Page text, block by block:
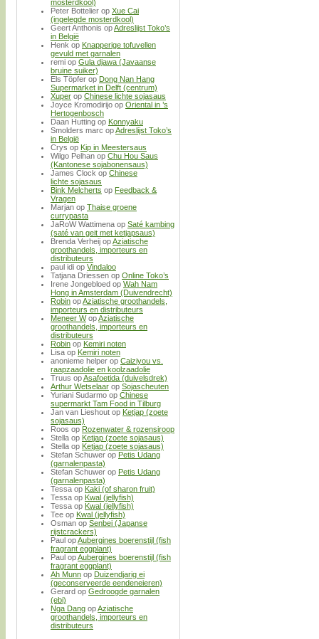
mosterdkool)
Peter Bottelier op Xue Cai
(ingelegde mosterdkool)
Geert Anthonis opAdreslijst Toko’s
in België
Henk op Knapperige tofuvellen
gevuld met garnalen
remi op Gula djawa (Javaanse
bruine suiker)
Els Töpfer op Dong Nan Hang
Supermarket in Delft (centrum)
Xuper op Chinese lichte sojasaus
Joyce Kromodirijo op Oriental in ’s
Hertogenbosch
Daan Hutting op Konnyaku
Smolders marc opAdreslijst Toko’s
in België
Crys op Kip in Meestersaus
Wilgo Pelhan op Chu Hou Saus
(Kantonese sojabonensaus)
James Clock op Chinese
lichte sojasaus
Bink Melcherts op Feedback &
Vragen
Marjan op Thaise groene
currypasta
JaRoW Wattimena op Saté kambing
(saté van geit met ketjapsaus)
Brenda Verheij opAziatische
groothandels, importeurs en
distributeurs
paul idi op Vindaloo
Tatjana Driessen op Online Toko’s
Irene Jongebloed op Wah Nam
Hong in Amsterdam (Duivendrecht)
Robin opAziatische groothandels,
importeurs en distributeurs
Meneer WopAziatische
groothandels, importeurs en
distributeurs
Robin op Kemiri noten
Lisa op Kemiri noten
anonieme helper op Caiziyou vs.
raapzaadolie en koolzaadolie
Truus opAsafoetida (duivelsdrek)
Arthur Wetselaar op Sojascheuten
Yuriani Sudarmo op Chinese
supermarkt Tam Food in Tilburg
Jan van Lieshout op Ketjap (zoete
sojasaus)
Roos op Rozenwater & rozensiroop
Stella op Ketjap (zoete sojasaus)
Stella op Ketjap (zoete sojasaus)
Stefan Schuwer op Petis Udang
(garnalenpasta)
Stefan Schuwer op Petis Udang
(garnalenpasta)
Tessa op Kaki (of sharon fruit)
Tessa op Kwal (jellyfish)
Tessa op Kwal (jellyfish)
Tee op Kwal (jellyfish)
Osman op Senbei (Japanse
rijstcrackers)
Paul opAubergines boerenstijl (fish
fragrant eggplant)
Paul opAubergines boerenstijl (fish
fragrant eggplant)
Ah Munn op Duizendjarig ei
(geconserveerde eendeneieren)
Gerard op Gedroogde garnalen
(ebi)
Nga Dang opAziatische
groothandels, importeurs en
distributeurs